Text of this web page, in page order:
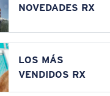
NOVEDADES RX
LOS MÁS
VENDIDOS RX